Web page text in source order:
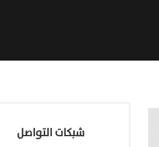
شبكات التواصل